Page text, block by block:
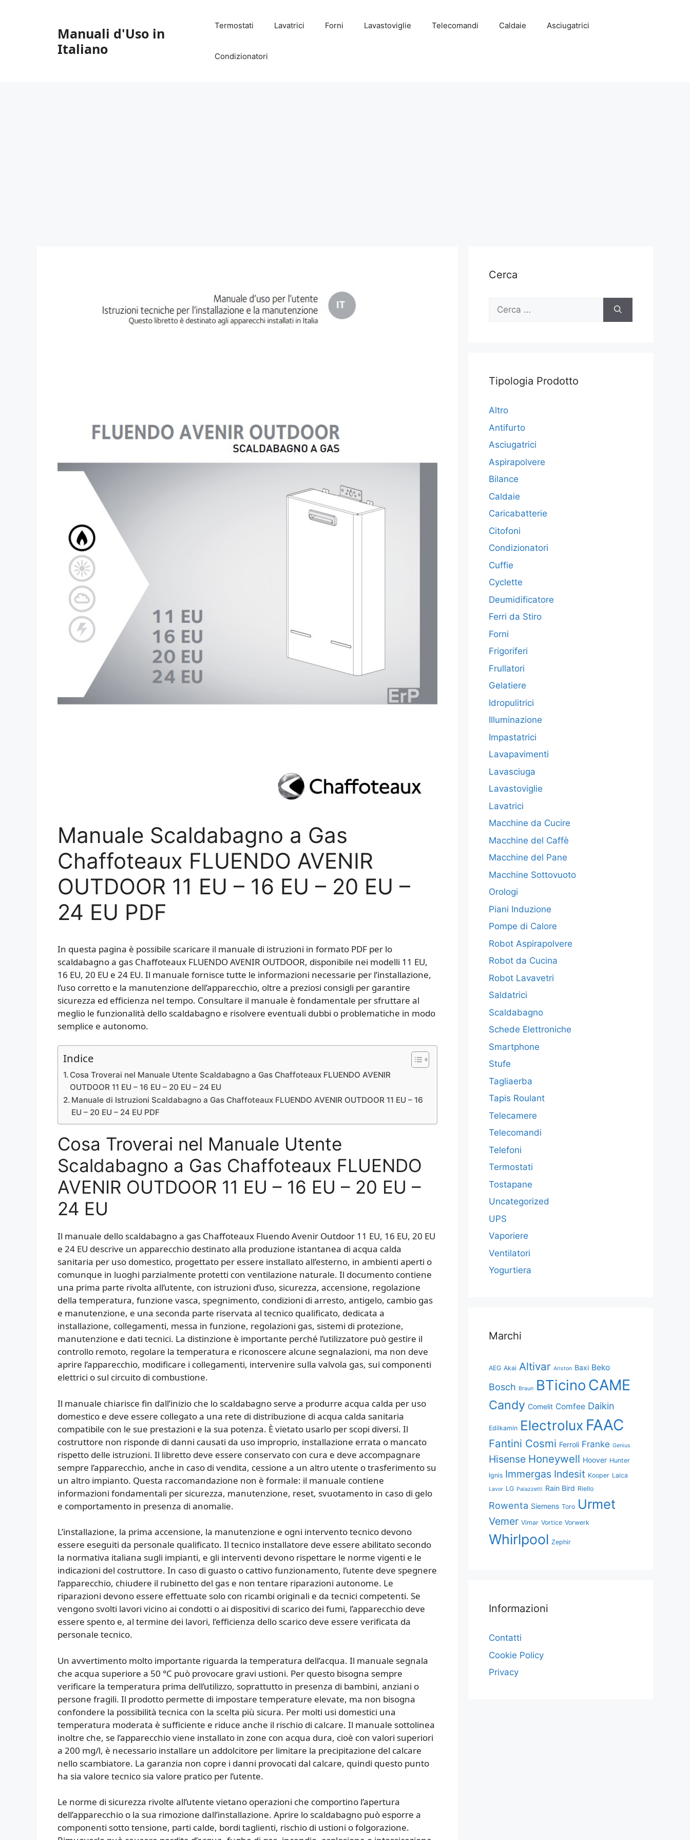
Manuali d'Uso in
Italiano
Termostati Lavatrici Forni Lavastoviglie Telecomandi Caldaie Asciugatrici
Condizionatori
Manuale Scaldabagno a Gas
Chaffoteaux ​FLUENDO AVENIR
OUTDOOR 11 EU – 16 EU – 20 EU –
24 EU PDF
In questa pagina è possibile scaricare il manuale di istruzioni in formato PDF per lo
scaldabagno a gas Chaffoteaux FLUENDO AVENIR OUTDOOR, disponibile nei modelli 11 EU,
16 EU, 20 EU e 24 EU. Il manuale fornisce tutte le informazioni necessarie per l’installazione,
l’uso corretto e la manutenzione dell’apparecchio, oltre a preziosi consigli per garantire
sicurezza ed efficienza nel tempo. Consultare il manuale è fondamentale per sfruttare al
meglio le funzionalità dello scaldabagno e risolvere eventuali dubbi o problematiche in modo
semplice e autonomo.
Indice
Cosa Troverai nel Manuale Utente Scaldabagno a Gas Chaffoteaux ​FLUENDO AVENIR
OUTDOOR 11 EU – 16 EU – 20 EU – 24 EU
Manuale di Istruzioni Scaldabagno a Gas Chaffoteaux ​FLUENDO AVENIR OUTDOOR 11 EU – 16
EU – 20 EU – 24 EU PDF
Cosa Troverai nel Manuale Utente
Scaldabagno a Gas Chaffoteaux ​FLUENDO
AVENIR OUTDOOR 11 EU – 16 EU – 20 EU –
24 EU
Il manuale dello scaldabagno a gas Chaffoteaux Fluendo Avenir Outdoor 11 EU, 16 EU, 20 EU
e 24 EU descrive un apparecchio destinato alla produzione istantanea di acqua calda
sanitaria per uso domestico, progettato per essere installato all’esterno, in ambienti aperti o
comunque in luoghi parzialmente protetti con ventilazione naturale. Il documento contiene
una prima parte rivolta all’utente, con istruzioni d’uso, sicurezza, accensione, regolazione
della temperatura, funzione vasca, spegnimento, condizioni di arresto, antigelo, cambio gas
e manutenzione, e una seconda parte riservata al tecnico qualificato, dedicata a
installazione, collegamenti, messa in funzione, regolazioni gas, sistemi di protezione,
manutenzione e dati tecnici. La distinzione è importante perché l’utilizzatore può gestire il
controllo remoto, regolare la temperatura e riconoscere alcune segnalazioni, ma non deve
aprire l’apparecchio, modificare i collegamenti, intervenire sulla valvola gas, sui componenti
elettrici o sul circuito di combustione.
Il manuale chiarisce fin dall’inizio che lo scaldabagno serve a produrre acqua calda per uso
domestico e deve essere collegato a una rete di distribuzione di acqua calda sanitaria
compatibile con le sue prestazioni e la sua potenza. È vietato usarlo per scopi diversi. Il
costruttore non risponde di danni causati da uso improprio, installazione errata o mancato
rispetto delle istruzioni. Il libretto deve essere conservato con cura e deve accompagnare
sempre l’apparecchio, anche in caso di vendita, cessione a un altro utente o trasferimento su
un altro impianto. Questa raccomandazione non è formale: il manuale contiene
informazioni fondamentali per sicurezza, manutenzione, reset, svuotamento in caso di gelo
e comportamento in presenza di anomalie.
L’installazione, la prima accensione, la manutenzione e ogni intervento tecnico devono
essere eseguiti da personale qualificato. Il tecnico installatore deve essere abilitato secondo
la normativa italiana sugli impianti, e gli interventi devono rispettare le norme vigenti e le
indicazioni del costruttore. In caso di guasto o cattivo funzionamento, l’utente deve spegnere
l’apparecchio, chiudere il rubinetto del gas e non tentare riparazioni autonome. Le
riparazioni devono essere effettuate solo con ricambi originali e da tecnici competenti. Se
vengono svolti lavori vicino ai condotti o ai dispositivi di scarico dei fumi, l’apparecchio deve
essere spento e, al termine dei lavori, l’efficienza dello scarico deve essere verificata da
personale tecnico.
Un avvertimento molto importante riguarda la temperatura dell’acqua. Il manuale segnala
che acqua superiore a 50 °C può provocare gravi ustioni. Per questo bisogna sempre
verificare la temperatura prima dell’utilizzo, soprattutto in presenza di bambini, anziani o
persone fragili. Il prodotto permette di impostare temperature elevate, ma non bisogna
confondere la possibilità tecnica con la scelta più sicura. Per molti usi domestici una
temperatura moderata è sufficiente e riduce anche il rischio di calcare. Il manuale sottolinea
inoltre che, se l’apparecchio viene installato in zone con acqua dura, cioè con valori superiori
a 200 mg/l, è necessario installare un addolcitore per limitare la precipitazione del calcare
nello scambiatore. La garanzia non copre i danni provocati dal calcare, quindi questo punto
ha sia valore tecnico sia valore pratico per l’utente.
Le norme di sicurezza rivolte all’utente vietano operazioni che comportino l’apertura
dell’apparecchio o la sua rimozione dall’installazione. Aprire lo scaldabagno può esporre a
componenti sotto tensione, parti calde, bordi taglienti, rischio di ustioni o folgorazione.
Cerca
Ricerca
Tipologia Prodotto
Altro
Antifurto
Asciugatrici
Aspirapolvere
Bilance
Caldaie
Caricabatterie
Citofoni
Condizionatori
Cuffie
Cyclette
Deumidificatore
Ferri da Stiro
Forni
Frigoriferi
Frullatori
Gelatiere
Idropulitrici
Illuminazione
Impastatrici
Lavapavimenti
Lavasciuga
Lavastoviglie
Lavatrici
Macchine da Cucire
Macchine del Caffè
Macchine del Pane
Macchine Sottovuoto
Orologi
Piani Induzione
Pompe di Calore
Robot Aspirapolvere
Robot da Cucina
Robot Lavavetri
Saldatrici
Scaldabagno
Schede Elettroniche
Smartphone
Stufe
Tagliaerba
Tapis Roulant
Telecamere
Telecomandi
Telefoni
Termostati
Tostapane
Uncategorized
UPS
Vaporiere
Ventilatori
Yogurtiera
Marchi
AEG Akai Altivar Ariston Baxi Beko
Bosch Braun BTicino CAME
Candy Comelit Comfee Daikin
Edilkamin Electrolux FAAC
Fantini Cosmi Ferroli Franke Genius
Hisense Honeywell Hoover Hunter
Ignis Immergas Indesit Kooper Laica
Lavor LG Palazzetti Rain Bird Riello
Rowenta Siemens Toro Urmet
Vemer Vimar Vortice Vorwerk
Whirlpool Zephir
Informazioni
Contatti
Cookie Policy
Privacy